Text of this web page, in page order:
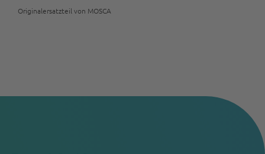
Originalersatzteil von MOSCA